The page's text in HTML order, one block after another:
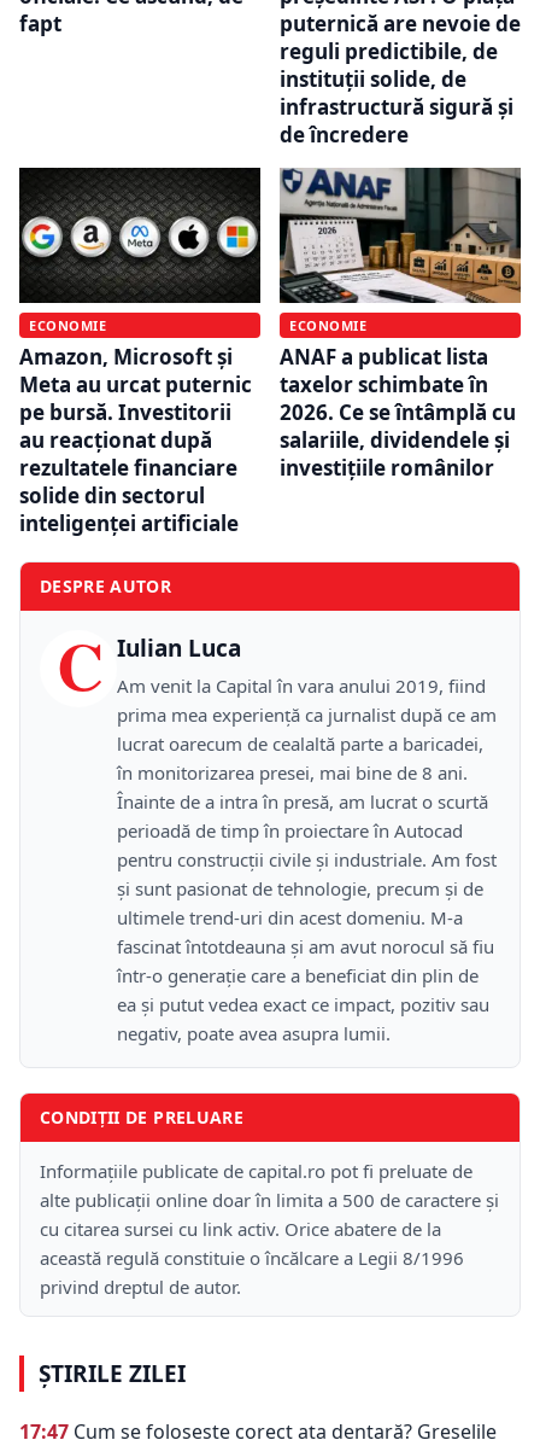
fapt
puternică are nevoie de
reguli predictibile, de
instituții solide, de
infrastructură sigură și
de încredere
ECONOMIE
Amazon, Microsoft și
Meta au urcat puternic
pe bursă. Investitorii
au reacționat după
rezultatele financiare
solide din sectorul
inteligenței artificiale
ECONOMIE
ANAF a publicat lista
taxelor schimbate în
2026. Ce se întâmplă cu
salariile, dividendele și
investițiile românilor
DESPRE AUTOR
C Iulian Luca
Am venit la Capital în vara anului 2019, fiind
prima mea experiență ca jurnalist după ce am
lucrat oarecum de cealaltă parte a baricadei,
în monitorizarea presei, mai bine de 8 ani.
Înainte de a intra în presă, am lucrat o scurtă
perioadă de timp în proiectare în Autocad
pentru construcții civile și industriale. Am fost
și sunt pasionat de tehnologie, precum și de
ultimele trend-uri din acest domeniu. M-a
fascinat întotdeauna și am avut norocul să fiu
într-o generație care a beneficiat din plin de
ea și putut vedea exact ce impact, pozitiv sau
negativ, poate avea asupra lumii.
CONDIȚII DE PRELUARE
Informațiile publicate de capital.ro pot fi preluate de
alte publicații online doar în limita a 500 de caractere și
cu citarea sursei cu link activ. Orice abatere de la
această regulă constituie o încălcare a Legii 8/1996
privind dreptul de autor.
ȘTIRILE ZILEI
17:47 Cum se folosește corect ața dentară? Greșelile